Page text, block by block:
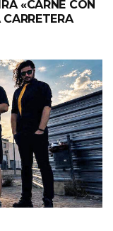
«CARNE CON